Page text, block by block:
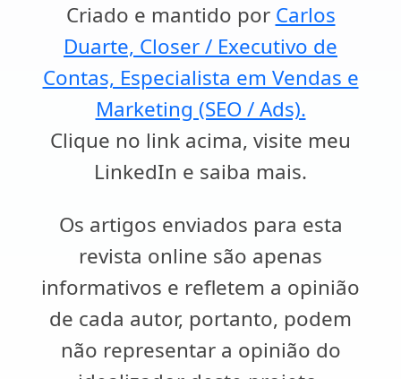
Criado e mantido por Carlos
Duarte, Closer / Executivo de
Contas, Especialista em Vendas e
Marketing (SEO / Ads).
Clique no link acima, visite meu
LinkedIn e saiba mais.
Os artigos enviados para esta
revista online são apenas
informativos e refletem a opinião
de cada autor, portanto, podem
não representar a opinião do